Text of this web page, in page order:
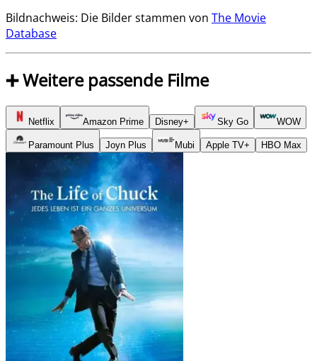
Bildnachweis: Die Bilder stammen von The Movie
Database
➕ Weitere passende Filme
Netflix Amazon Prime Disney+ Sky Go WOW
Paramount Plus Joyn Plus Mubi Apple TV+ HBO Max